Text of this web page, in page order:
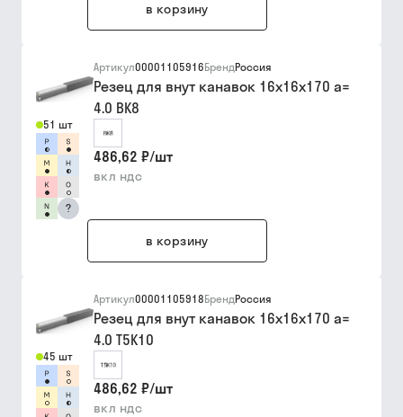
в корзину
51 шт
?
Артикул00001105916БрендРоссия
Резец для внут канавок 16х16х170 a=
4.0 ВК8
486,62 ₽/шт
вкл ндс
в корзину
45 шт
Артикул00001105918БрендРоссия
Резец для внут канавок 16х16х170 a=
4.0 Т5К10
486,62 ₽/шт
вкл ндс